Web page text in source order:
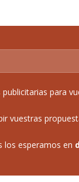
para
vuestras
los esperamos en